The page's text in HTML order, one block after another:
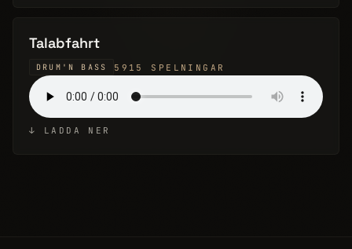
Talabfahrt
DRUM'N BASS 5915 SPELNINGAR
↓ LADDA NER